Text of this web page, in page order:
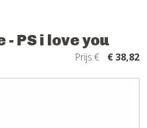
PS i love you
Prijs:€ € 38,82